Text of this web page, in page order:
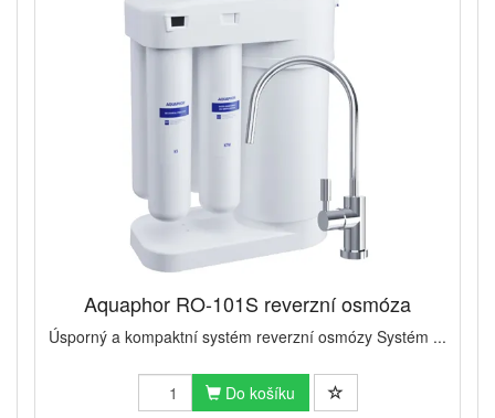
Aquaphor RO-101S reverzní osmóza
Úsporný a kompaktní systém reverzní osmózy Systém ...
Do košíku